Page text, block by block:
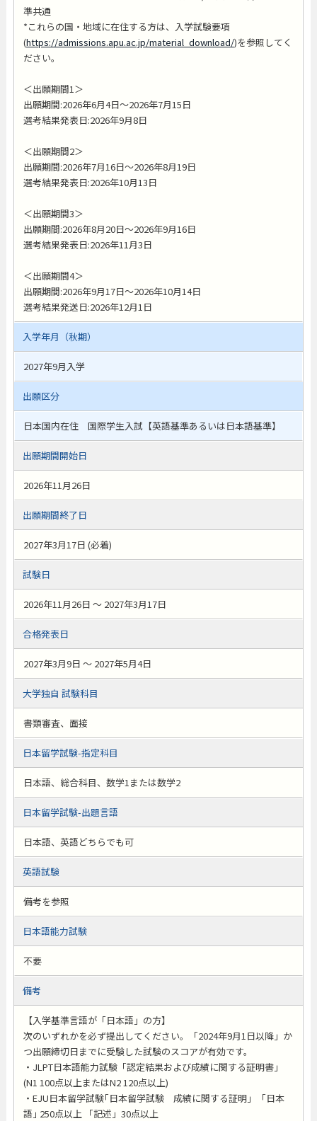
準共通
*これらの国・地域に在住する方は、入学試験要項
(https://admissions.apu.ac.jp/material_download/)を参照してく
ださい。
＜出願期間1＞
出願期間:2026年6月4日～2026年7月15日
選考結果発表日:2026年9月8日
＜出願期間2＞
出願期間:2026年7月16日～2026年8月19日
選考結果発表日:2026年10月13日
＜出願期間3＞
出願期間:2026年8月20日～2026年9月16日
選考結果発表日:2026年11月3日
＜出願期間4＞
出願期間:2026年9月17日～2026年10月14日
選考結果発送日:2026年12月1日
入学年月（秋期）
2027年9月入学
出願区分
日本国内在住 国際学生入試【英語基準あるいは日本語基準】
出願期間開始日
2026年11月26日
出願期間終了日
2027年3月17日 (必着)
試験日
2026年11月26日 ～ 2027年3月17日
合格発表日
2027年3月9日 ～ 2027年5月4日
大学独自 試験科目
書類審査、面接
日本留学試験-指定科目
日本語、総合科目、数学1または数学2
日本留学試験-出題言語
日本語、英語どちらでも可
英語試験
備考を参照
日本語能力試験
不要
備考
【入学基準言語が「日本語」の方】
次のいずれかを必ず提出してください。「2024年9月1日以降」か
つ出願締切日までに受験した試験のスコアが有効です。
・JLPT日本語能力試験「認定結果および成績に関する証明書」
(N1 100点以上またはN2 120点以上)
・EJU日本留学試験｢日本留学試験 成績に関する証明｣ ｢日本
語｣ 250点以上 「記述」30点以上